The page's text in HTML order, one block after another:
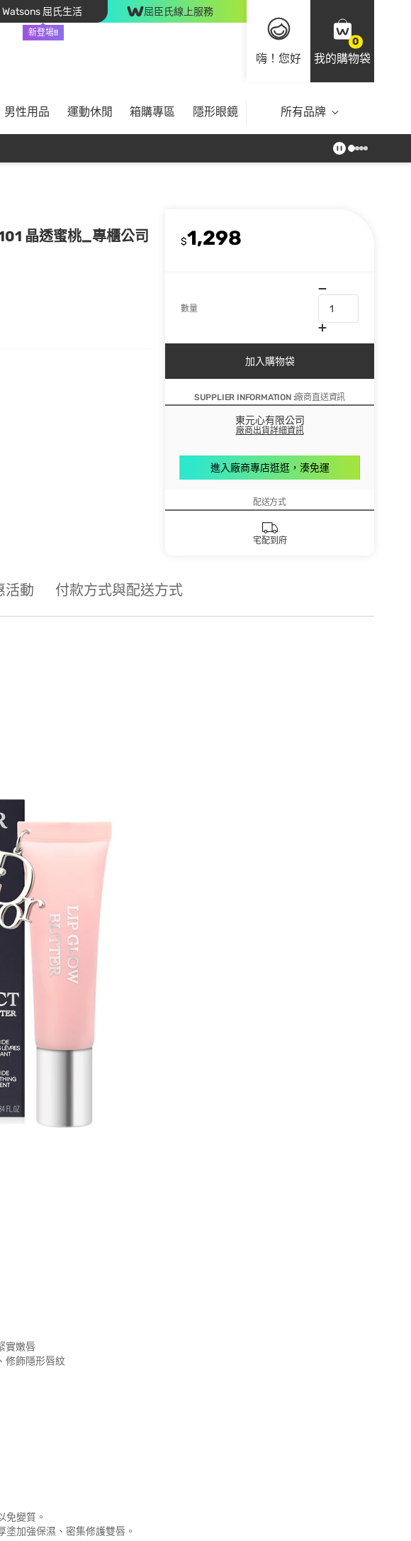
Watsons 屈氏生活
新登場!!
屈臣氏線上服務
嗨！您好
0
我的購物袋
男性用品 運動休閒 箱購專區 隱形眼鏡 所有品牌
晶透蜜桃_專櫃公司
$1,298
數量
加入購物袋
SUPPLIER INFORMATION :廠商直送資訊
東元心有限公司
廠商出貨詳細資訊
進入廠商專店逛逛，湊免運
配送方式
宅配到府
活動 付款方式與配送方式
實嫩唇
修飾隱形唇紋
免變質。
加強保濕、密集修護雙唇。